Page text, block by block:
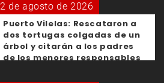
2 de agosto de 2026
Puerto Vilelas: Rescataron a
dos tortugas colgadas de un
árbol y citarán a los padres
de los menores responsables